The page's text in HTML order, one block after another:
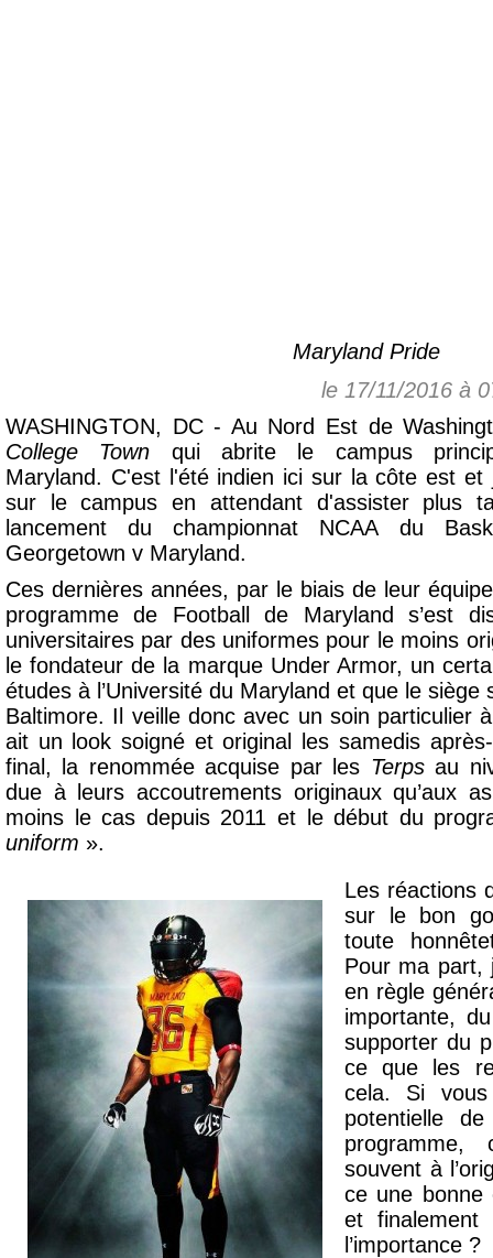
Maryland Pride
le 17/11/2016 à
WASHINGTON, DC - Au Nord Est de
College Town qui abrite le campus
Maryland. C'est l'été indien ici sur la côte est et
sur le campus en attendant d'assister plus
lancement du championnat NCAA du
Georgetown v Maryland.
Ces dernières années, par le biais de leur
programme de Football de Maryland s’est
universitaires par des uniformes pour le moins
le fondateur de la marque Under Armor, un
études à l’Université du Maryland et que le
Baltimore. Il veille donc avec un soin particulier
ait un look soigné et original les samedis
final, la renommée acquise par les Terpsau
due à leurs accoutrements originaux qu’aux
moins le cas depuis 2011 et le début du
uniform ».
Les réactions
sur le bon
toute
Pour ma part,
en règle
importante,
supporter du
ce que les
cela. Si
potentielle
souvent à
ce une bonne
et
l’importance ?